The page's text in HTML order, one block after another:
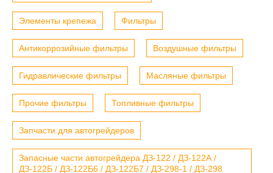
Элементы крепежа Фильтры
Антикоррозийные фильтры Воздушные фильтры
Гидравлические фильтры Масляные фильтры
Прочие фильтры Топливные фильтры
Запчасти для автогрейдеров
Запасные части автогрейдера ДЗ-122 / ДЗ-122А /
ДЗ-122Б / ДЗ-122Б6 / ДЗ-122Б7 / ДЗ-298-1 / ДЗ-298